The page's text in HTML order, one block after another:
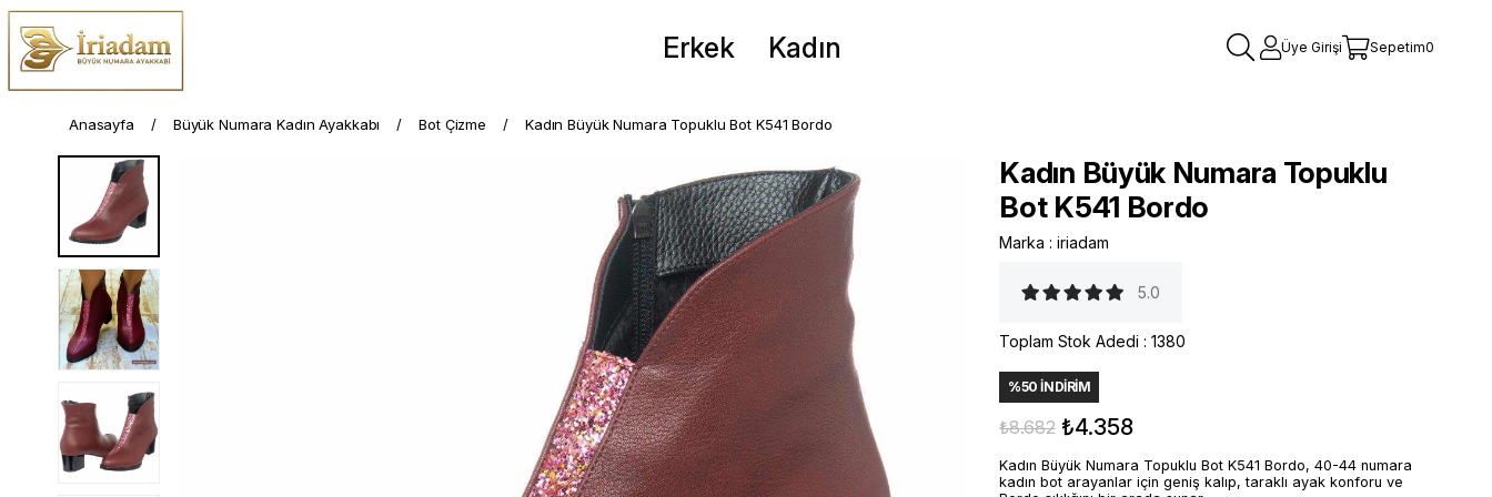
Erkek Kadın Üye Girişi Sepetim0
Anasayfa Büyük Numara Kadın Ayakkabı Bot Çizme Kadın Büyük Numara Topuklu Bot K541 Bordo
Kadın Büyük Numara Topuklu
Bot K541 Bordo
Marka : iriadam
5.0
Toplam Stok Adedi : 1380
%50 İNDIRIM
₺8.682 ₺4.358
Kadın Büyük Numara Topuklu Bot K541 Bordo, 40-44 numara
kadın bot arayanlar için geniş kalıp, taraklı ayak konforu ve